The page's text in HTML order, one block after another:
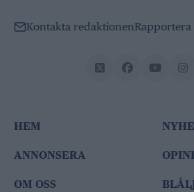
Kontakta redaktionenRapportera
HEM
ANNONSERA
OM OSS